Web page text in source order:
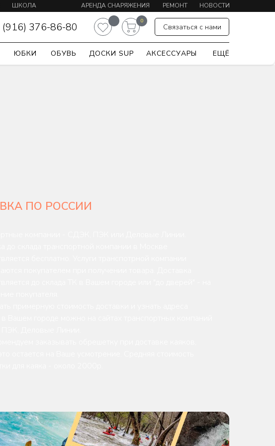
ШКОЛА
КАЯКИНГА
АРЕНДА СНАРЯЖЕНИЯ РЕМОНТ НОВОСТИ
Связаться с нами
(916) 376-86-80
ОБУВЬ
ЮБКИ ДОСКИ SUP АКСЕССУАРЫ ЕЩЁ
0
ПО РОССИИ